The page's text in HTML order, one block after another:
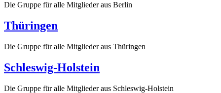
Die Gruppe für alle Mitglieder aus Berlin
Thüringen
Die Gruppe für alle Mitglieder aus Thüringen
Schleswig-Holstein
Die Gruppe für alle Mitglieder aus Schleswig-Holstein